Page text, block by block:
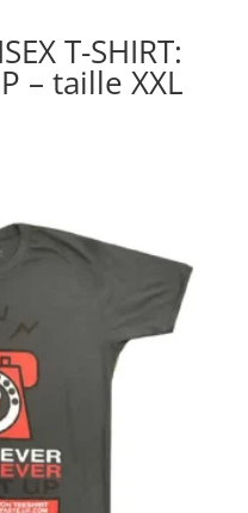
T-SHIRT:
– taille XXL